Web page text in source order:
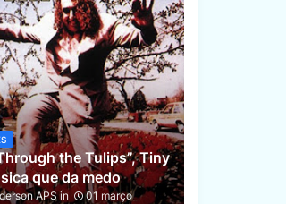
the Tulips”, Tiny
que da medo
APS 01 março